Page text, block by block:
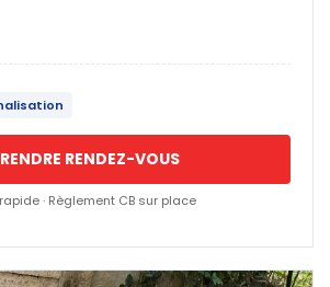
RENDEZ-VOUS
rapide · Règlement CB sur place